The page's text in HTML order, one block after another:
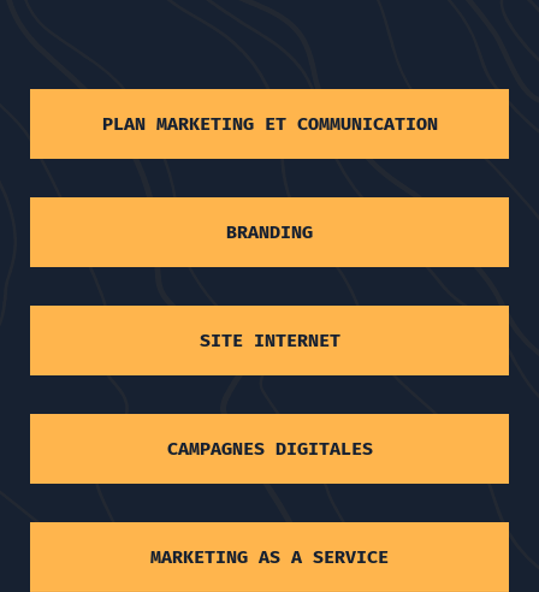
PLAN MARKETING ET COMMUNICATION
BRANDING
SITE INTERNET
CAMPAGNES DIGITALES
MARKETING AS A SERVICE